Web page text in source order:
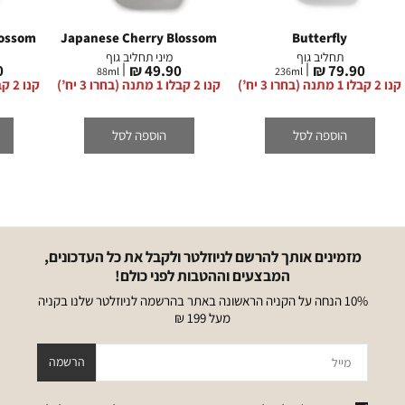
Butterfly
תחליב גוף
מחיר
מוצר
79.90 ₪
236ml
קנו 2 קבלו 1 מתנה (בחרו 3 יח’)
הוספה לסל
Japanese Cherry Blossom
מיני תחליב גוף
מחיר
מוצר
49.90 ₪
88ml
קנו 2 קבלו 1 מתנה (בחרו 3 יח’)
הוספה לסל
קנו 2 קבלו 1 מתנה (בחרו 3 יח’)
מזמינים אותך להרשם לניוזלטר ולקבל את כל העדכונים,
המבצעים וההטבות לפני כולם!
10% הנחה על הקניה הראשונה באתר בהרשמה לניוזלטר שלנו בקניה
מעל 199 ₪
מייל הרשמה